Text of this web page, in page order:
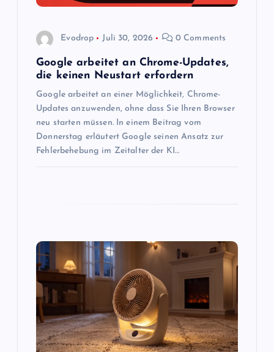
Evodrop Juli 30, 2026 0 Comments
Google arbeitet an Chrome-Updates,
die keinen Neustart erfordern
Google arbeitet an einer Möglichkeit, Chrome-
Updates anzuwenden, ohne dass Sie Ihren Browser
neu starten müssen. In einem Beitrag vom
Donnerstag erläutert Google seinen Ansatz zur
Fehlerbehebung im Zeitalter der KI…